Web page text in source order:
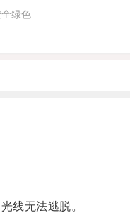
绿色
线无法逃脱。